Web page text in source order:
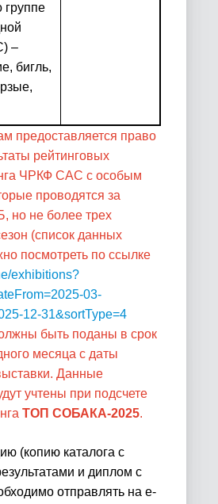
группе
) –
бигль,
предоставляется право
рейтинговых
ЧРКФ САС с особым
проводятся за
но не более трех
(список данных
посмотреть по ссылке
exhibitions?
03-
12-31&sortType=4
быть поданы в срок
месяца с даты
Данные
учтены при подсчете
ТОП СОБАКА-2025.
(копию каталога с
и диплом с
отправлять на е-